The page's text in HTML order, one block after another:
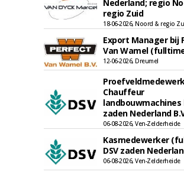
Nederland; regio
regio Zuid
18-06-2026, Noord & regio
Export Manager bij
Van Wamel
12-06-2026, Dreumel
Chauffeur
landbouwmachines
zaden Nederland
06-08-2026, Ven-Zelderheide
Kasmedewerker
DSV zaden
06-08-2026, Ven-Zelderheide